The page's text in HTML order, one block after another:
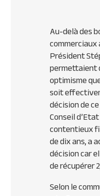
Au-delà des
commerciaux
Président
permettaient
optimisme
soit
décision de
Conseil
contentieux
de dix ans, a
décision car
de récupérer
Selon le